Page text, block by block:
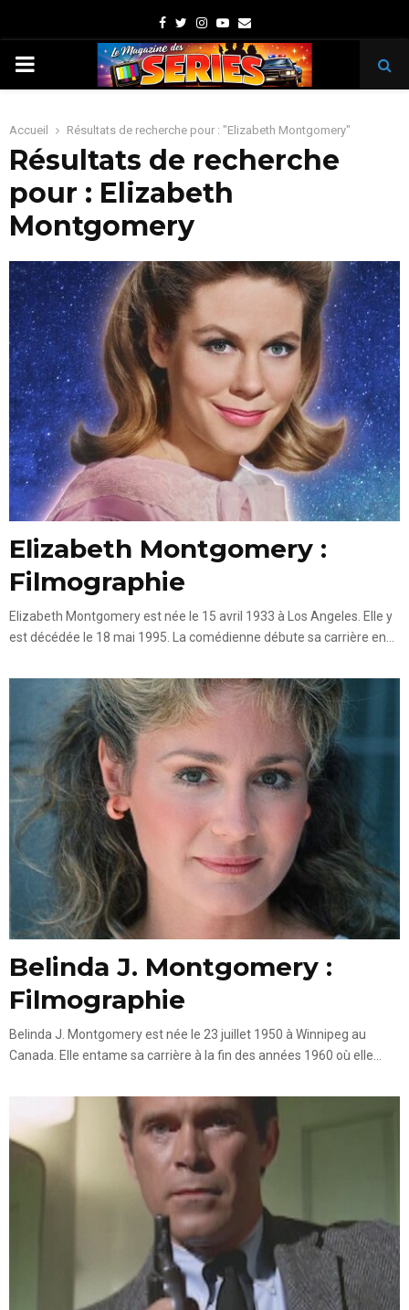
Facebook
TwitterInstagram
Youtube
Email
PRIMARY
Accueil Résultats de recherche pour : "Elizabeth Montgomery"
Résultats de recherche
pour : Elizabeth
Montgomery
Elizabeth Montgomery :
Filmographie
Elizabeth Montgomery est née le 15 avril 1933 à Los Angeles. Elle y
est décédée le 18 mai 1995. La comédienne débute sa carrière en...
Belinda J. Montgomery :
Filmographie
Belinda J. Montgomery est née le 23 juillet 1950 à Winnipeg au
Canada. Elle entame sa carrière à la fin des années 1960 où elle...